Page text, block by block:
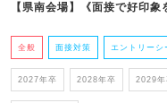
【県南会場】《面接で好印象
全般 面接対策 エントリーシ
2027年卒 2028年卒 2029年